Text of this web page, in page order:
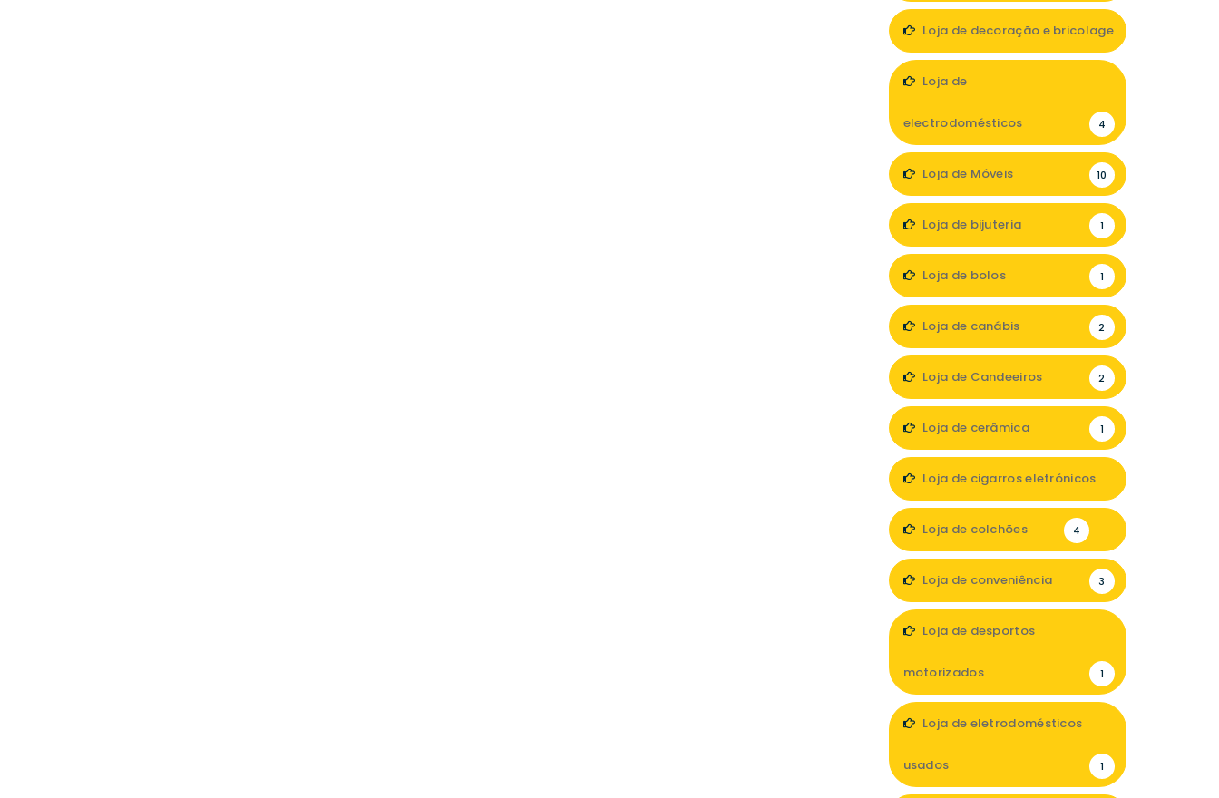
Loja de decoração e bricolage
Loja de
electrodomésticos 4
Loja de Móveis 10
Loja de bijuteria 1
Loja de bolos 1
Loja de canábis 2
Loja de Candeeiros 2
Loja de cerâmica 1
Loja de cigarros eletrónicos
Loja de colchões 4
Loja de conveniência 3
Loja de desportos
motorizados 1
Loja de eletrodomésticos
usados 1